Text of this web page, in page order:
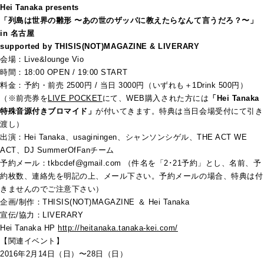
Hei Tanaka presents
「列島は世界の雛形 〜あの世のザッパに教えたらなんて言うだろ？〜」
in 名古屋
supported by THISIS(NOT)MAGAZINE & LIVERARY
会場：Live&lounge Vio
時間：18:00 OPEN / 19:00 START
料金：予約・前売 2500円 / 当日 3000円（いずれも＋1Drink 500円）
（※前売券を LIVE POCKETにて、WEB購入された方には 「Hei Tanaka
特殊音源付きブロマイド」が付いてきます。特典は当日会場受付にて引き
渡し）
出演：Hei Tanaka、usaginingen、シャンソンシゲル、THE ACT WE
ACT、DJ SummerOfFanチーム
予約メール：tkbcdef@gmail.com （件名を「2･21予約」とし、名前、予
約枚数、連絡先を明記の上、メール下さい。予約メールの場合、特典は付
きませんのでご注意下さい）
企画/制作：THISIS(NOT)MAGAZINE ＆ Hei Tanaka
宣伝/協力：LIVERARY
Hei Tanaka HP http://heitanaka.tanaka-kei.com/
【関連イベント】
2016年2月14日（日）〜28日（日）